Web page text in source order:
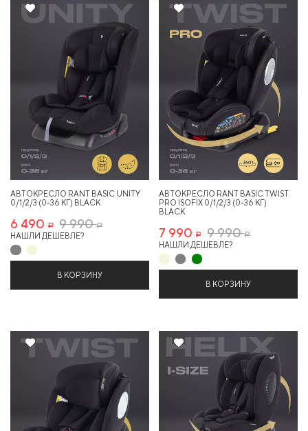
35%
АВТОКРЕСЛО RANT BASIC UNITY
0/1/2/3 (0-36 КГ) BLACK
6 490 Р 9 990Р
НАШЛИ ДЕШЕВЛЕ?
В КОРЗИНУ
20% Хит
АВТОКРЕСЛО RANT BASIC TWIST
PRO ISOFIX 0/1/2/3 (0-36 КГ)
BLACK
7 990 Р 9 990Р
НАШЛИ ДЕШЕВЛЕ?
В КОРЗИНУ
20% Хит Хит